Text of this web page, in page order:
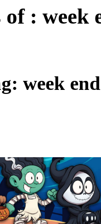
: week
week end